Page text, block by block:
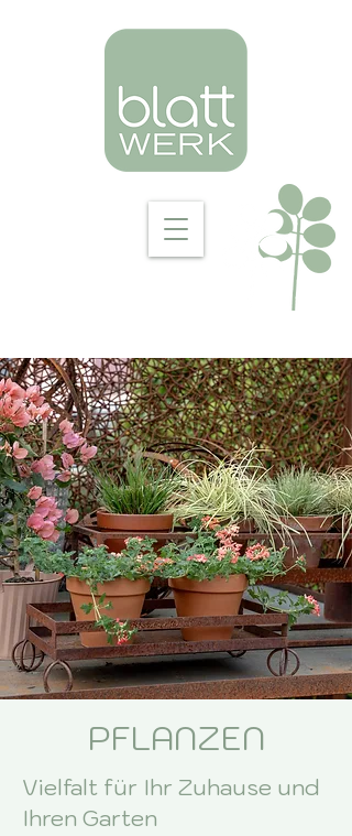
PFLANZEN
Vielfalt für Ihr Zuhause und
Ihren Garten